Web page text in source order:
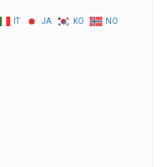
IT JA KO NO